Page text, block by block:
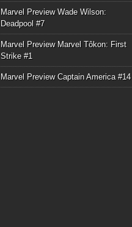
Marvel Preview Wade Wilson:
Deadpool #7
Marvel Preview Marvel Tôkon: First
Strike #1
Marvel Preview Captain America #14